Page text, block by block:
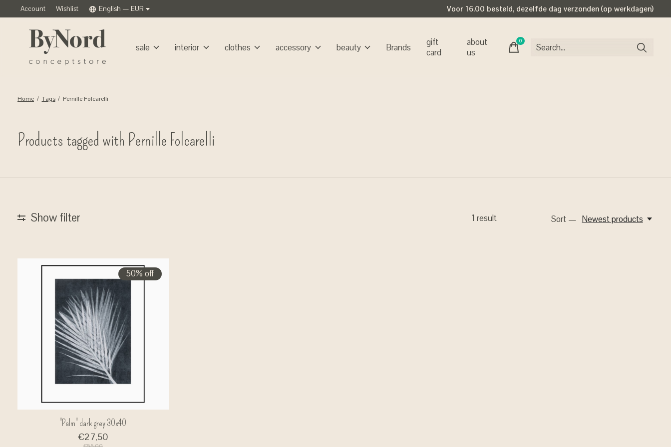
Account Wishlist English — EUR Voor 16.00 besteld, dezelfde dag verzonden (op werkdagen)
sale interior clothes accessory beauty Brands
gift
card
about
us
0items
Home / Tags / Pernille Folcarelli
Products tagged with Pernille Folcarelli
Show filter 1 result Sort — Newest products
50% off
"Palm" dark grey 30x40
€27,50